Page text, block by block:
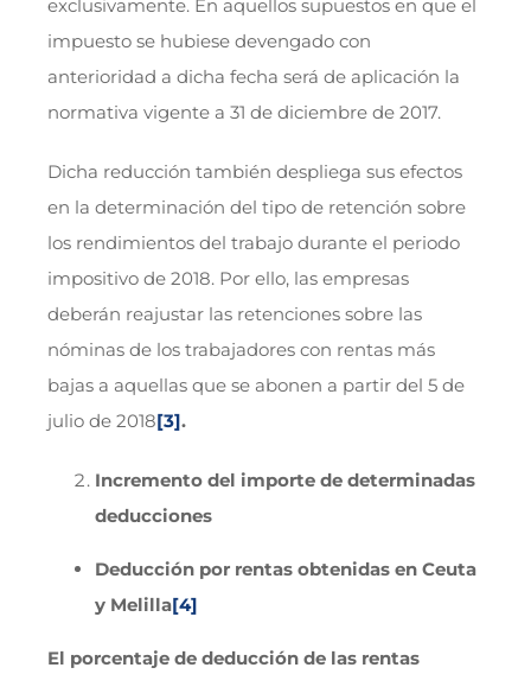
exclusivamente. En aquellos supuestos en que el
impuesto se hubiese devengado con
anterioridad a dicha fecha será de aplicación la
normativa vigente a 31 de diciembre de 2017.
Dicha reducción también despliega sus efectos
en la determinación del tipo de retención sobre
los rendimientos del trabajo durante el periodo
impositivo de 2018. Por ello, las empresas
deberán reajustar las retenciones sobre las
nóminas de los trabajadores con rentas más
bajas a aquellas que se abonen a partir del 5 de
julio de 2018[3].
Incremento del importe de determinadas
deducciones
Deducción por rentas obtenidas en Ceuta
y Melilla[4]
El porcentaje de deducción de las rentas